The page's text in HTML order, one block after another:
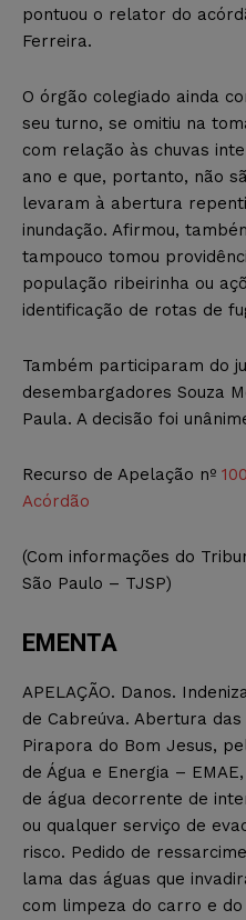
pontuou o relator do
Ferreira.
O órgão colegiado ainda
seu turno, se omitiu na
com relação às chuvas
ano e que, portanto, não
levaram à abertura
inundação. Afirmou,
tampouco tomou
população ribeirinha ou
identificação de rotas de
Também participaram do
desembargadores Souza
Paula. A decisão foi
Recurso de Apelação nº
Acórdão
(Com informações do
São Paulo – TJSP)
EMENTA
APELAÇÃO. Danos.
de Cabreúva. Abertura
Pirapora do Bom Jesus,
de Água e Energia –
de água decorrente de
ou qualquer serviço de
risco. Pedido de
lama das águas que
com limpeza do carro e do